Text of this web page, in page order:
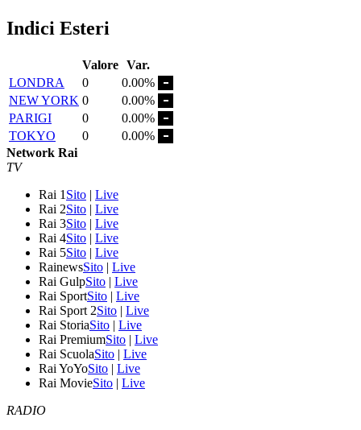
Indici Esteri
Valore Var.
LONDRA
0
0.00%
NEW YORK 0
0.00%
PARIGI
0
0.00%
TOKYO
0
0.00%
Network Rai
TV
Rai 1 Sito | Live
Rai 2Sito | Live
Rai 3Sito | Live
Rai 4Sito | Live
Rai 5Sito | Live
RainewsSito | Live
Rai GulpSito | Live
Rai SportSito | Live
Rai Sport 2Sito | Live
Rai StoriaSito | Live
Rai PremiumSito | Live
Rai ScuolaSito | Live
Rai YoYoSito | Live
Rai MovieSito | Live
RADIO